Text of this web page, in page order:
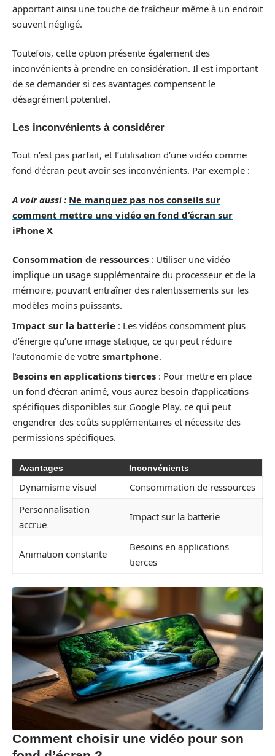
apportant ainsi une touche de fraîcheur même à un endroit
souvent négligé.
Toutefois, cette option présente également des
inconvénients à prendre en considération. Il est important
de se demander si ces avantages compensent le
désagrément potentiel.
Les inconvénients à considérer
Tout n’est pas parfait, et l’utilisation d’une vidéo comme
fond d’écran peut avoir ses inconvénients. Par exemple :
A voir aussi : Ne manquez pas nos conseils sur
comment mettre une vidéo en fond d’écran sur
iPhone X
Consommation de ressources : Utiliser une vidéo
implique un usage supplémentaire du processeur et de la
mémoire, pouvant entraîner des ralentissements sur les
modèles moins puissants.
Impact sur la batterie : Les vidéos consomment plus
d’énergie qu’une image statique, ce qui peut réduire
l’autonomie de votre smartphone.
Besoins en applications tierces : Pour mettre en place
un fond d’écran animé, vous aurez besoin d’applications
spécifiques disponibles sur Google Play, ce qui peut
engendrer des coûts supplémentaires et nécessite des
permissions spécifiques.
Avantages Inconvénients
Dynamisme visuel
Consommation de ressources
Personnalisation
accrue
Impact sur la batterie
Animation constante
Besoins en applications
tierces
Comment choisir une vidéo pour son